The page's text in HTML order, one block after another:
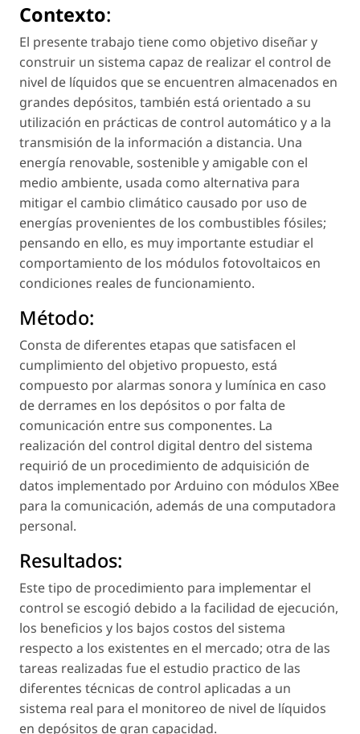
Contexto:
El presente trabajo tiene como objetivo diseñar y
construir un sistema capaz de realizar el control de
nivel de líquidos que se encuentren almacenados en
grandes depósitos, también está orientado a su
utilización en prácticas de control automático y a la
transmisión de la información a distancia. Una
energía renovable, sostenible y amigable con el
medio ambiente, usada como alternativa para
mitigar el cambio climático causado por uso de
energías provenientes de los combustibles fósiles;
pensando en ello, es muy importante estudiar el
comportamiento de los módulos fotovoltaicos en
condiciones reales de funcionamiento.
Método:
Consta de diferentes etapas que satisfacen el
cumplimiento del objetivo propuesto, está
compuesto por alarmas sonora y lumínica en caso
de derrames en los depósitos o por falta de
comunicación entre sus componentes. La
realización del control digital dentro del sistema
requirió de un procedimiento de adquisición de
datos implementado por Arduino con módulos XBee
para la comunicación, además de una computadora
personal.
Resultados:
Este tipo de procedimiento para implementar el
control se escogió debido a la facilidad de ejecución,
los beneficios y los bajos costos del sistema
respecto a los existentes en el mercado; otra de las
tareas realizadas fue el estudio practico de las
diferentes técnicas de control aplicadas a un
sistema real para el monitoreo de nivel de líquidos
en depósitos de gran capacidad.